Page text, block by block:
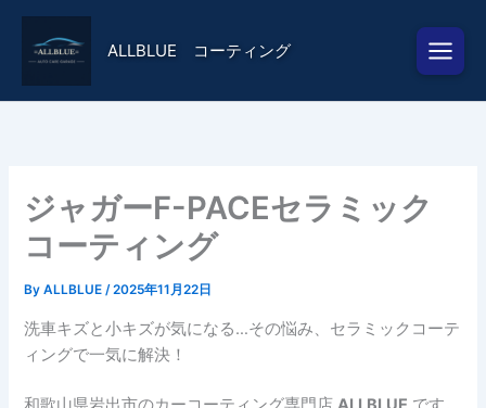
ALLBLUE コーティング
ジャガーF-PACEセラミック
コーティング
ByALLBLUE/2025年11月22日
洗車キズと小キズが気になる…その悩み、セラミックコーテ
ィングで一気に解決！